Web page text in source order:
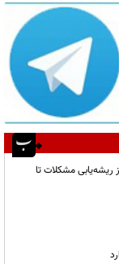
از ریشه‌یابی مشکلات تا